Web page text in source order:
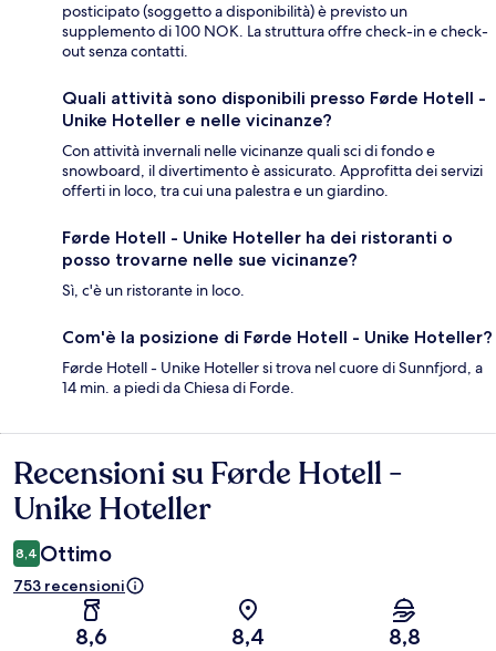
posticipato (soggetto a disponibilità) è previsto un
supplemento di 100 NOK. La struttura offre check-in e check-
out senza contatti.
Quali attività sono disponibili presso Førde Hotell -
Unike Hoteller e nelle vicinanze?
Con attività invernali nelle vicinanze quali sci di fondo e
snowboard, il divertimento è assicurato. Approfitta dei servizi
offerti in loco, tra cui una palestra e un giardino.
Førde Hotell - Unike Hoteller ha dei ristoranti o
posso trovarne nelle sue vicinanze?
Sì, c'è un ristorante in loco.
Com'è la posizione di Førde Hotell - Unike Hoteller?
Førde Hotell - Unike Hoteller si trova nel cuore di Sunnfjord, a
14 min. a piedi da Chiesa di Forde.
Recensioni
Recensioni su Førde Hotell -
Unike Hoteller
8,4 Ottimo
753 recensioni
8,6 8,4 8,8